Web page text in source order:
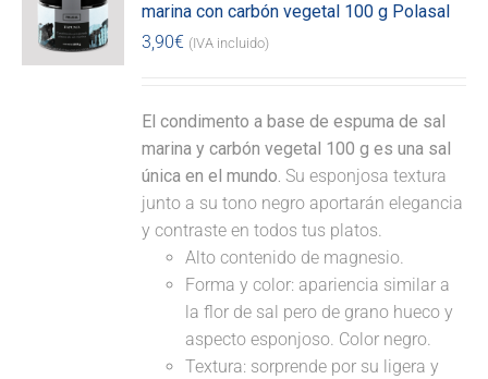
marina con carbón vegetal 100 g Polasal
3,90€ (IVA incluido)
El condimento a base de espuma de sal
marina y carbón vegetal 100 g es una sal
única en el mundo. Su esponjosa textura
junto a su tono negro aportarán elegancia
y contraste en todos tus platos.
Alto contenido de magnesio.
Forma y color: apariencia similar a
la flor de sal pero de grano hueco y
aspecto esponjoso. Color negro.
Textura: sorprende por su ligera y